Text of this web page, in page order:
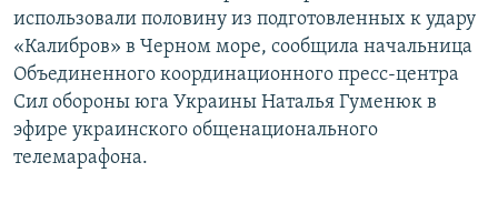
использовали половину из подготовленных к удару
«Калибров» в Черном море, сообщила начальница
Объединенного координационного пресс-центра
Сил обороны юга Украины Наталья Гуменюк в
эфире украинского общенационального
телемарафона.